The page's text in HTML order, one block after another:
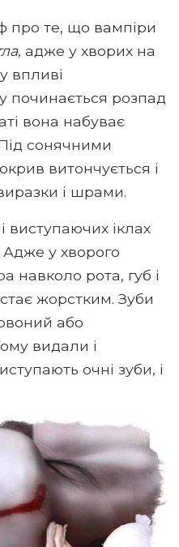
про те, що вампіри
адже у хворих на
впливі
починається розпад
вона набуває
сонячними
витончується і
і шрами.
виступаючих іклах
у хворого
навколо рота, губ і
жорстким. Зуби
або
видали і
очні зуби, і